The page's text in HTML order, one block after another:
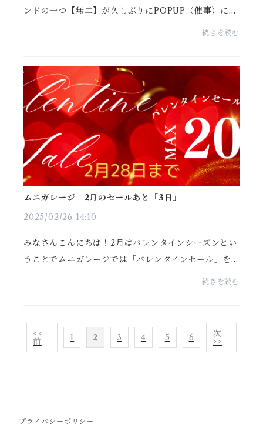
ンドの一つ【無二】が久しぶりにPOPUP（催事）に参
続きを読む
ムニガレージ 2月のセールあと「3日」
2025/02/26 14:10
みなさんこんにちは！2月はバレンタインシーズンとい
うことでムニガレージでは「バレンタインセール」を
開催中です！※2月28日（金）23:59までとなります。
続きを読む
<<
前 1 2 3 4 5 6 次
>>
プライバシーポリシー